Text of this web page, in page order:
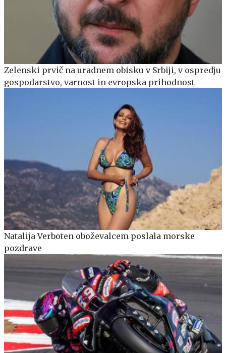
Zelenski prvič na uradnem obisku v Srbiji, v ospredju
gospodarstvo, varnost in evropska prihodnost
Natalija Verboten oboževalcem poslala morske
pozdrave